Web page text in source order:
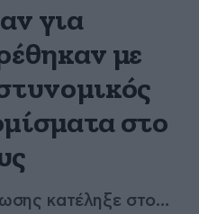
για
με
στο
κατέληξε στο…